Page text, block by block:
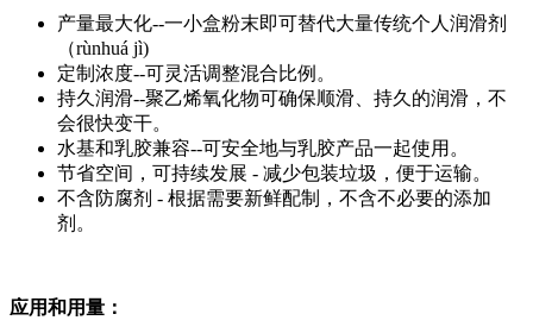
产量最大化--一小盒粉末即可替代大量传统个人润滑剂
（rùnhuá jì)
定制浓度--可灵活调整混合比例。
持久润滑--聚乙烯氧化物可确保顺滑、持久的润滑，不
会很快变干。
水基和乳胶兼容--可安全地与乳胶产品一起使用。
节省空间，可持续发展 - 减少包装垃圾，便于运输。
不含防腐剂 - 根据需要新鲜配制，不含不必要的添加
剂。
应用和用量：